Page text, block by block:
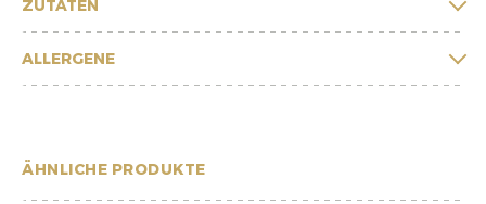
ZUTATEN
ALLERGENE
ÄHNLICHE PRODUKTE